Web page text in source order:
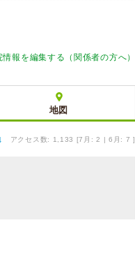
情報を編集する（関係者の方へ）
地図
アクセス数: 1,133 [7月: 2 | 6月: 7 ]